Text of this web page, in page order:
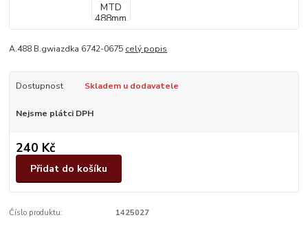
A.488 B.gwiazdka 6742-0675 celý popis
Dostupnost Skladem u dodavatele
Nejsme plátci DPH
240 Kč
Přidat do košíku
Číslo produktu: 1425027